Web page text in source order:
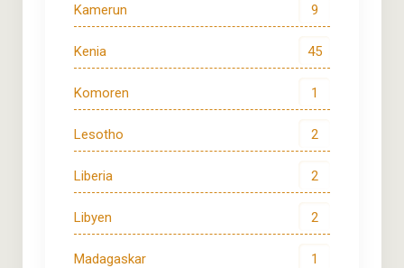
Kamerun 9
Kenia 45
Komoren 1
Lesotho 2
Liberia 2
Libyen 2
Madagaskar 1